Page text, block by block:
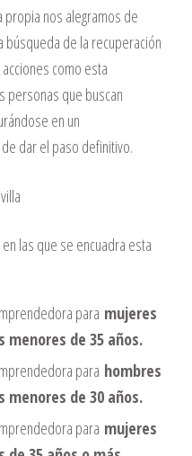
nos alegramos de
búsqueda de la recuperación
como esta
personas que buscan
en un
dar el paso definitivo.
las que se encuadra esta
para mujeres
de 35 años.
para hombres
de 30 años.
para mujeres